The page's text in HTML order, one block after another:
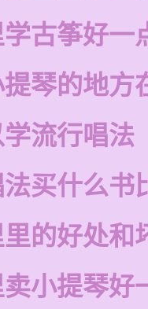
古筝好一
琴的地方
流行唱法
买什么书
的好处和
小提琴好